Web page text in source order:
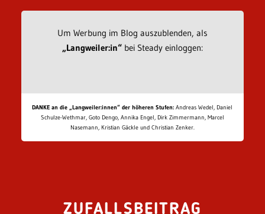
Um Werbung im Blog auszublenden, als
„Langweiler:in“bei Steady einloggen:
DANKE an die „Langweiler:innen“ der höheren Stufen: Andreas Wedel, Daniel
Schulze-Wethmar, Goto Dengo, Annika Engel, Dirk Zimmermann, Marcel
Nasemann, Kristian Gäckle und Christian Zenker.
ZUFALLSBEITRAG